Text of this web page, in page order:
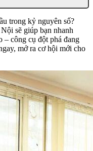
trong kỷ nguyên số?
sẽ giúp bạn nhanh
– công cụ đột phá đang
mở ra cơ hội mới cho